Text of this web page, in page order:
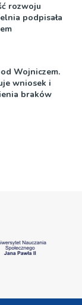
rozwoju
podpisała
Wojniczem.
wniosek i
braków